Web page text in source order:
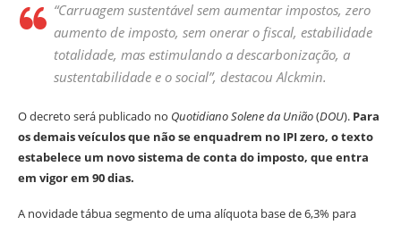
“Carruagem sustentável sem aumentar impostos, zero
aumento de imposto, sem onerar o fiscal, estabilidade
totalidade, mas estimulando a descarbonização, a
sustentabilidade e o social”, destacou Alckmin.
O decreto será publicado no Quotidiano Solene da União(DOU). Para
os demais veículos que não se enquadrem no IPI zero, o texto
estabelece um novo sistema de conta do imposto, que entra
em vigor em 90 dias.
A novidade tábua segmento de uma alíquota base de 6,3% para